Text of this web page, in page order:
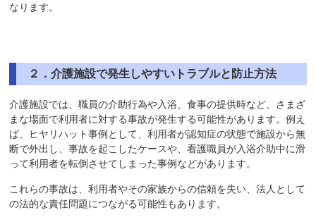
なります。
２．介護施設で発⽣しやすいトラブルと防止方法
介護施設では、職員の介助行為や入浴、食事の提供時など、さまざ
まな場面で利用者に対する事故が発生する可能性があります。例え
ば、ヒヤリハット事例として、利用者が認知症の状態で施設から無
断で外出し、事故を起こしたケースや、看護職員が入浴介助中に滑
って利用者を転倒させてしまった事例などがあります。
これらの事故は、利用者やその家族からの信頼を失い、法人として
の法的な責任問題につながる可能性もあります。